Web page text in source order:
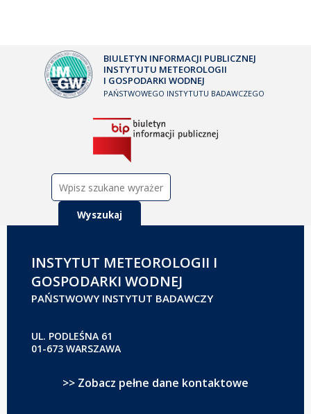
BIULETYN INFORMACJI PUBLICZNEJ
INSTYTUTU METEOROLOGII
I GOSPODARKI WODNEJ
PAŃSTWOWEGO INSTYTUTU BADAWCZEGO
INSTYTUT METEOROLOGII I
GOSPODARKI WODNEJ
PAŃSTWOWY INSTYTUT BADAWCZY
UL. PODLEŚNA 61
01-673 WARSZAWA
>> Zobacz pełne dane kontaktowe